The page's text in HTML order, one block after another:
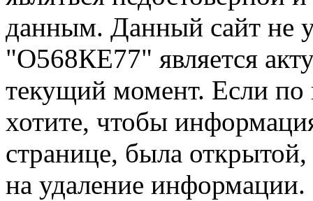
данным. Данный сайт не
"О568КЕ77" является
текущий момент. Если
хотите, чтобы
странице, была открытой,
на удаление информации.